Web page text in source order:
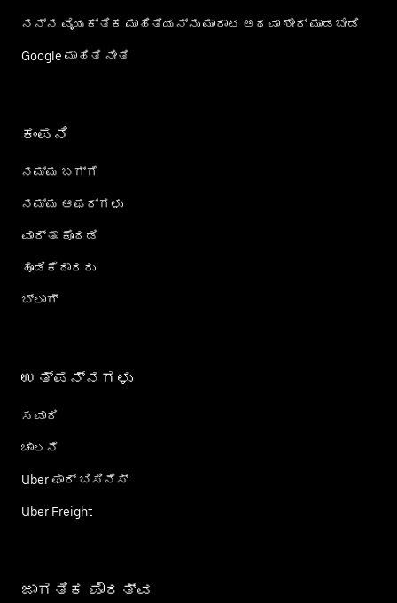
ನನ್ನ ವೈಯಕ್ತಿಕ ಮಾಹಿತಿಯನ್ನು ಮಾರಾಟ ಅಥವಾ ಶೇರ್‌ ಮಾಡಬೇಡಿ
Google ಮಾಹಿತಿ ನೀತಿ
ಕಂಪನಿ
ನಮ್ಮ ಬಗ್ಗೆ
ನಮ್ಮ ಆಫರ್‌ಗಳು
ವಾರ್ತಾ ಕೊಠಡಿ
ಹೂಡಿಕೆದಾರರು
ಬ್ಲಾಗ್
ಉತ್ಪನ್ನಗಳು
ಸವಾರಿ
ಚಾಲನೆ
Uber ಫಾರ್ ಬಿಸಿನೆಸ್
Uber Freight
ಜಾಗತಿಕ ಪೌರತ್ವ